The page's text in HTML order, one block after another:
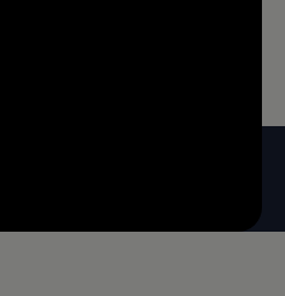
Remaining time, --:--